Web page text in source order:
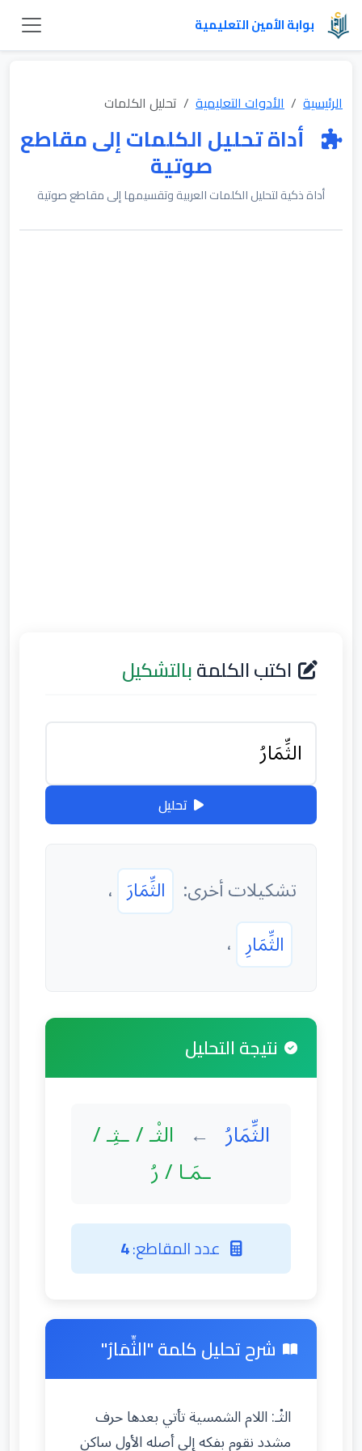
بوابة الأمين التعليمية
الرئيسية الأدوات التعليمية تحليل الكلمات
أداة تحليل الكلمات إلى مقاطع
صوتية
أداة ذكية لتحليل الكلمات العربية وتقسيمها إلى مقاطع صوتية
اكتب الكلمةبالتشكيل
تحليل
تشكيلات أخرى: الثِّمَارَ ،
الثِّمَارِ ،
نتيجة التحليل
الثِّمَارُ ← الثْـ / ـثِـ /
ـمَـا / رُ
عدد المقاطع:4
شرح تحليل كلمة "الثِّمَارُ"
الثْـ: اللام الشمسية تأتي بعدها حرف
مشدد نقوم بفكه إلى أصله الأول ساكن